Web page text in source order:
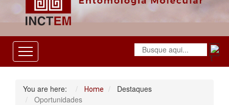
You are here: Home
Destaques
Oportunidades